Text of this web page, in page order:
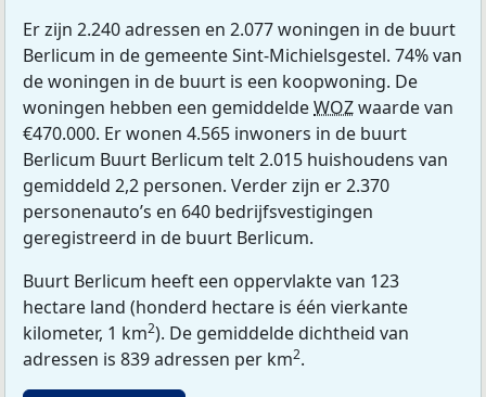
Er zijn 2.240 adressen en 2.077 woningen in de buurt
Berlicum in de gemeente Sint-Michielsgestel. 74% van
de woningen in de buurt is een koopwoning. De
woningen hebben een gemiddeldeWOZwaarde van
€470.000. Er wonen 4.565 inwoners in de buurt
Berlicum Buurt Berlicum telt 2.015 huishoudens van
gemiddeld 2,2 personen. Verder zijn er 2.370
personenauto’s en 640 bedrijfsvestigingen
geregistreerd in de buurt Berlicum.
Buurt Berlicum heeft een oppervlakte van 123
hectare land (honderd hectare is één vierkante
kilometer, 1 km2). De gemiddelde dichtheid van
adressen is 839 adressen per km2.